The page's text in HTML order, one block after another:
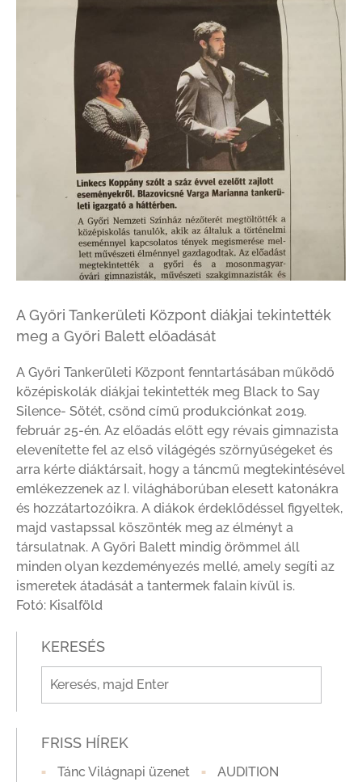
A Győri Tankerületi Központ diákjai tekintették
meg a Győri Balett előadását
A Győri Tankerületi Központ fenntartásában működő
középiskolák diákjai tekintették meg Black to Say
Silence- Sötét, csönd című produkciónkat 2019.
február 25-én. Az előadás előtt egy révais gimnazista
elevenítette fel az első világégés szörnyűségeket és
arra kérte diáktársait, hogy a táncmű megtekintésével
emlékezzenek az I. világháborúban elesett katonákra
és hozzátartozóikra. A diákok érdeklődéssel figyeltek,
majd vastapssal köszönték meg az élményt a
társulatnak. A Győri Balett mindig örömmel áll
minden olyan kezdeményezés mellé, amely segíti az
ismeretek átadását a tantermek falain kívül is.
Fotó: Kisalföld
KERESÉS
FRISS HÍREK
Tánc Világnapi üzenet
AUDITION